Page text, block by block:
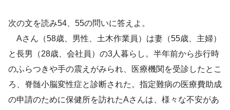
Aさんの都合で時間が取れず
3日後の家庭訪問
次の文を読み54、55の問いに答えよ。
Aさん（58歳、男性、土木作業員）は妻（55歳、主婦）
と長男（28歳、会社員）の3人暮らし。半年前から歩行時
のふらつきや手の震えがみられ、医療機関を受診したとこ
ろ、脊髄小脳変性症と診断された。指定難病の医療費助成
の申請のために保健所を訪れたAさんは、様々な不安があ